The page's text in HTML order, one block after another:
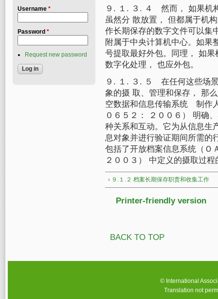
９. １. ３. ４ 然而， 如果机
虽然分 散放置， 但都属于机
作长期保存的数字文件可以集
附属于中央计算机中心。如果
号提取最好外包。同理， 如
数字化处理， 也应外包。
９. １. ３. ５ 在任何这些场
象的摄 取、管理和保存， 那
空数据和信息传输系统 制作
０６５２： ２００６） 明确
种关系和互动。它为从信息生
息对象并进行验证期间所需的
包括了开放档案信息系统（Ｏ
２００３） 中定义的摄取过
‹ ９.１.２ 档案长期保存职责和收集工作
Printer-friendly version
BACK TO TOP
Username *
Password *
Request new password
© International
Translation not